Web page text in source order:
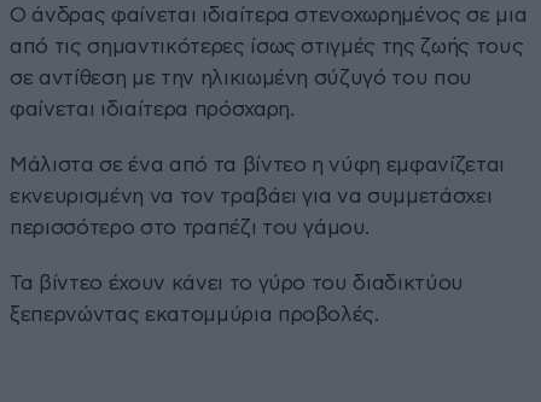
Ο άνδρας φαίνεται ιδιαίτερα στενοχωρημένος σε μια
από τις σημαντικότερες ίσως στιγμές της ζωής τους
σε αντίθεση με την ηλικιωμένη σύζυγό του που
φαίνεται ιδιαίτερα πρόσχαρη.
Μάλιστα σε ένα από τα βίντεο η νύφη εμφανίζεται
εκνευρισμένη να τον τραβάει για να συμμετάσχει
περισσότερο στο τραπέζι του γάμου.
Τα βίντεο έχουν κάνει το γύρο του διαδικτύου
ξεπερνώντας εκατομμύρια προβολές.